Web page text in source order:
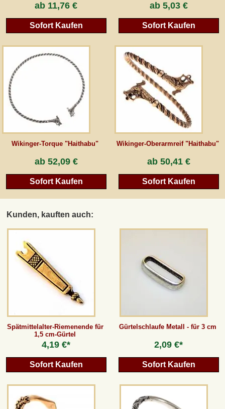
ab 11,76 €
Sofort Kaufen
ab 5,03 €
Sofort Kaufen
Wikinger-Torque "Haithabu"
ab 52,09 €
Sofort Kaufen
Wikinger-Oberarmreif "Haithabu"
ab 50,41 €
Sofort Kaufen
Kunden, kauften auch:
Spätmittelalter-Riemenende für
1,5 cm-Gürtel
4,19 €*
Sofort Kaufen
Gürtelschlaufe Metall - für 3 cm
2,09 €*
Sofort Kaufen